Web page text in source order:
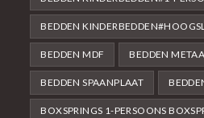
BEDDEN
BEDDEN MDF BEDDEN
BEDDEN SPAANPLAAT
BOXSPRINGS 1-PERSOONS